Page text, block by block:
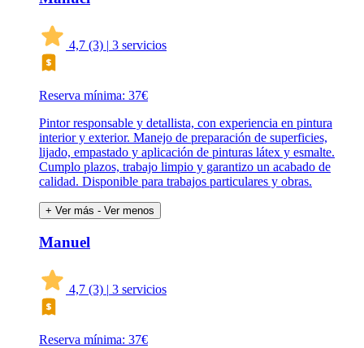
4,7 (3) | 3 servicios
Reserva mínima: 37€
Pintor responsable y detallista, con experiencia en pintura
interior y exterior. Manejo de preparación de superficies,
lijado, empastado y aplicación de pinturas látex y esmalte.
Cumplo plazos, trabajo limpio y garantizo un acabado de
calidad. Disponible para trabajos particulares y obras.
+ Ver más - Ver menos
Manuel
4,7 (3) | 3 servicios
Reserva mínima: 37€